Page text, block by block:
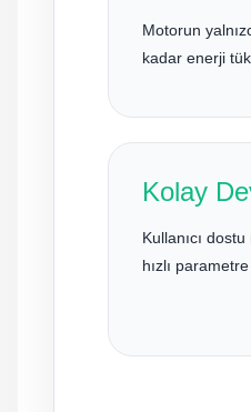
Motorun
kadar enerji
Kolay
Kullanıcı
hızlı